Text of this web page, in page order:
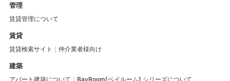
管理
賃貸管理について
賃貸
賃貸検索サイト 仲介業者様向け
建築
アパート建築について BayRoom[ベイルーム] シリーズについて